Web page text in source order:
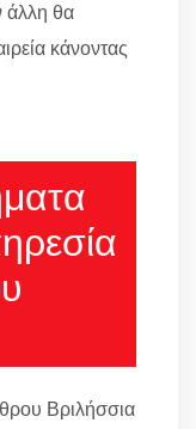
άλλη θα
κάνοντας
Βριλήσσια